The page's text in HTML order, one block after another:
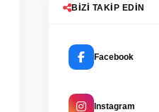
BIZI TAKIP EDIN
Facebook
Instagram